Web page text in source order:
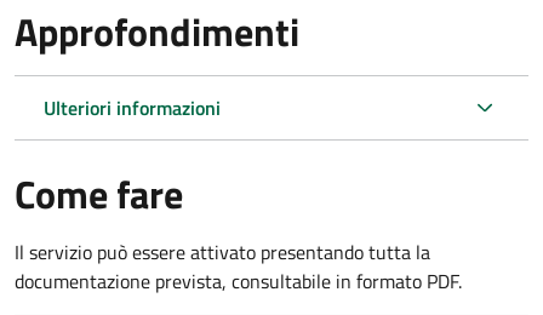
Approfondimenti
Ulteriori informazioni
Come fare
Il servizio può essere attivato presentando tutta la
documentazione prevista, consultabile in formato PDF.